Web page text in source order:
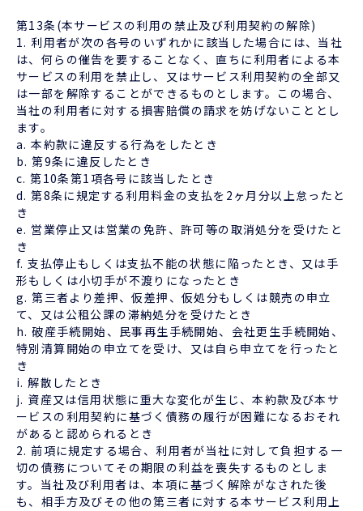
第13条(本サービスの利用の禁止及び利用契約の解除)
1. 利用者が次の各号のいずれかに該当した場合には、当社
は、何らの催告を要することなく、直ちに利用者による本
サービスの利用を禁止し、又はサービス利用契約の全部又
は一部を解除することができるものとします。この場合、
当社の利用者に対する損害賠償の請求を妨げないこととし
ます。
a. 本約款に違反する行為をしたとき
b. 第9条に違反したとき
c. 第10条第1項各号に該当したとき
d. 第8条に規定する利用料金の支払を2ヶ月分以上怠ったと
き
e. 営業停止又は営業の免許、許可等の取消処分を受けたと
き
f. 支払停止もしくは支払不能の状態に陥ったとき、又は手
形もしくは小切手が不渡りになったとき
g. 第三者より差押、仮差押、仮処分もしくは競売の申立
て、又は公租公課の滞納処分を受けたとき
h. 破産手続開始、民事再生手続開始、会社更生手続開始、
特別清算開始の申立てを受け、又は自ら申立てを行ったと
き
i. 解散したとき
j. 資産又は信用状態に重大な変化が生じ、本約款及び本サ
ービスの利用契約に基づく債務の履行が困難になるおそれ
があると認められるとき
2. 前項に規定する場合、利用者が当社に対して負担する一
切の債務についてその期限の利益を喪失するものとしま
す。当社及び利用者は、本項に基づく解除がなされた後
も、相手方及びその他の第三者に対する本サービス利用上